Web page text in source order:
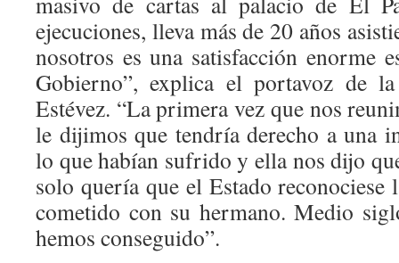
ejecuciones, lleva más de 20 años
nosotros es una satisfacción enorme
Gobierno”, explica el portavoz de
Estévez. “La primera vez que nos
le dijimos que tendría derecho a una
lo que habían sufrido y ella nos dijo
solo quería que el Estado
cometido con su hermano. Medio
hemos conseguido”.